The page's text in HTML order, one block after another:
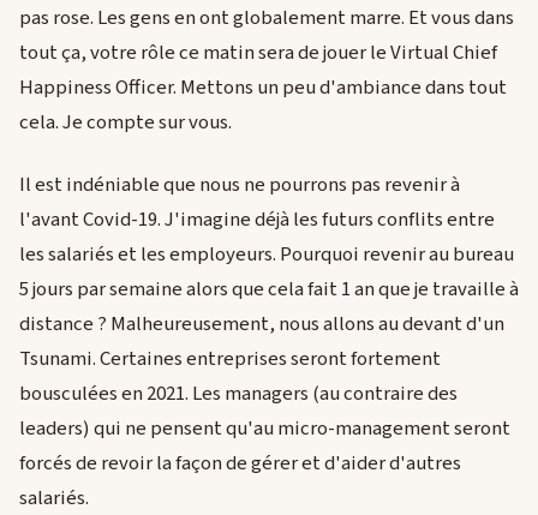
pas rose. Les gens en ont globalement marre. Et vous dans
tout ça, votre rôle ce matin sera de jouer le Virtual Chief
Happiness Officer. Mettons un peu d'ambiance dans tout
cela. Je compte sur vous.
Il est indéniable que nous ne pourrons pas revenir à
l'avant Covid-19. J'imagine déjà les futurs conflits entre
les salariés et les employeurs. Pourquoi revenir au bureau
5 jours par semaine alors que cela fait 1 an que je travaille à
distance ? Malheureusement, nous allons au devant d'un
Tsunami. Certaines entreprises seront fortement
bousculées en 2021. Les managers (au contraire des
leaders) qui ne pensent qu'au micro-management seront
forcés de revoir la façon de gérer et d'aider d'autres
salariés.